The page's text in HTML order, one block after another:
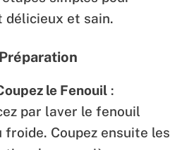
délicieux et sain.
le Fenouil :
par laver le fenouil
froide. Coupez ensuite les